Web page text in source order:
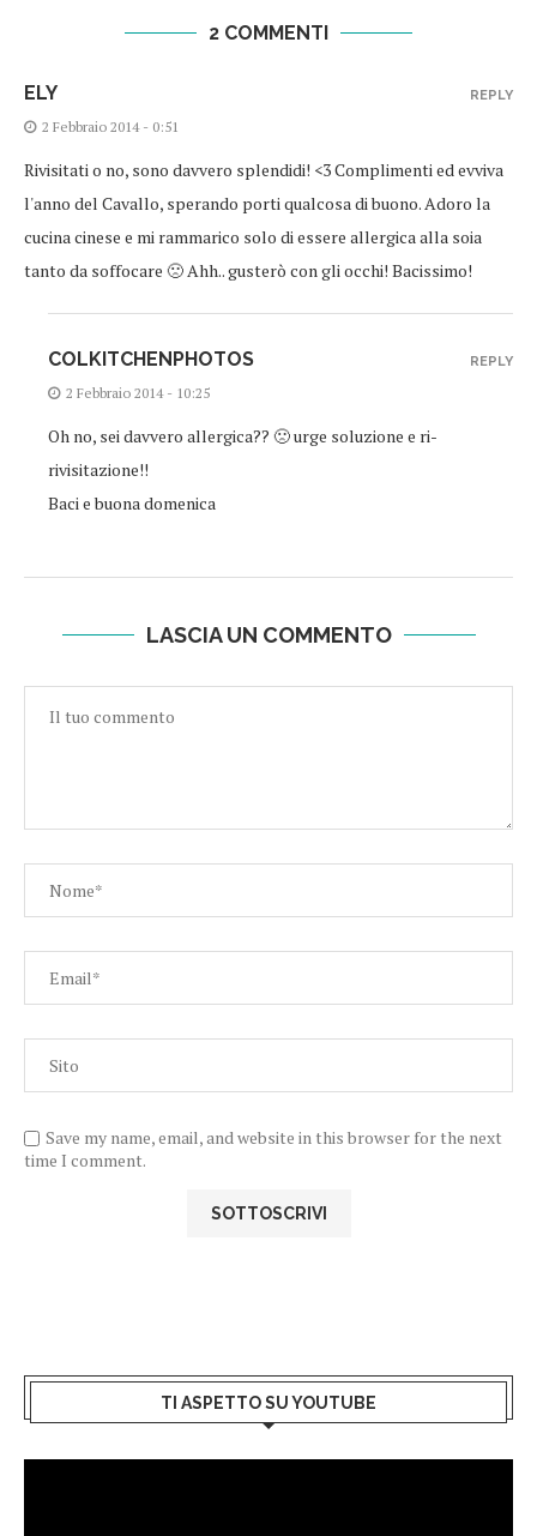
2 COMMENTI
ELY
2 Febbraio 2014 - 0:51
Rivisitati o no, sono davvero splendidi! <3 Complimenti ed evviva
l'anno del Cavallo, sperando porti qualcosa di buono. Adoro la
cucina cinese e mi rammarico solo di essere allergica alla soia
tanto da soffocare 🙁 Ahh.. gusterò con gli occhi! Bacissimo!
REPLY
COLKITCHENPHOTOS
2 Febbraio 2014 - 10:25
Oh no, sei davvero allergica?? 🙁 urge soluzione e ri-
rivisitazione!!
Baci e buona domenica
REPLY
LASCIA UN COMMENTO
Save my name, email, and website in this browser for the next
time I comment.
TI ASPETTO SU YOUTUBE